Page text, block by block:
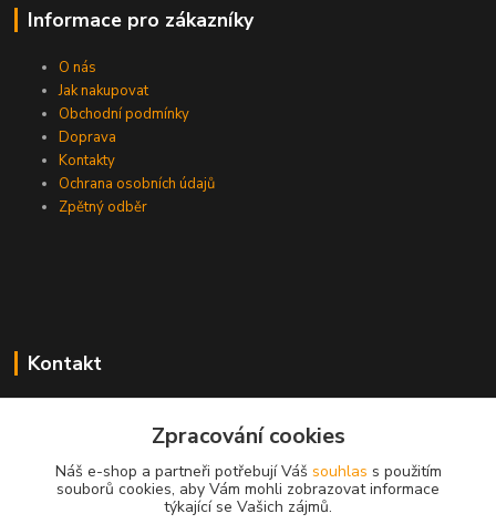
Informace pro zákazníky
O nás
Jak nakupovat
Obchodní podmínky
Doprava
Kontakty
Ochrana osobních údajů
Zpětný odběr
Kontakt
Zpracování cookies
Náš e-shop a partneři potřebují Váš souhlas s použitím
souborů cookies, aby Vám mohli zobrazovat informace
týkající se Vašich zájmů.